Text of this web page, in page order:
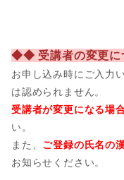
◆◆ 受講者の変更
お申し込み時にご入力
は認められません。
受講者が変更になる場
い。
また、 ご登録の氏名の
お知らせください。